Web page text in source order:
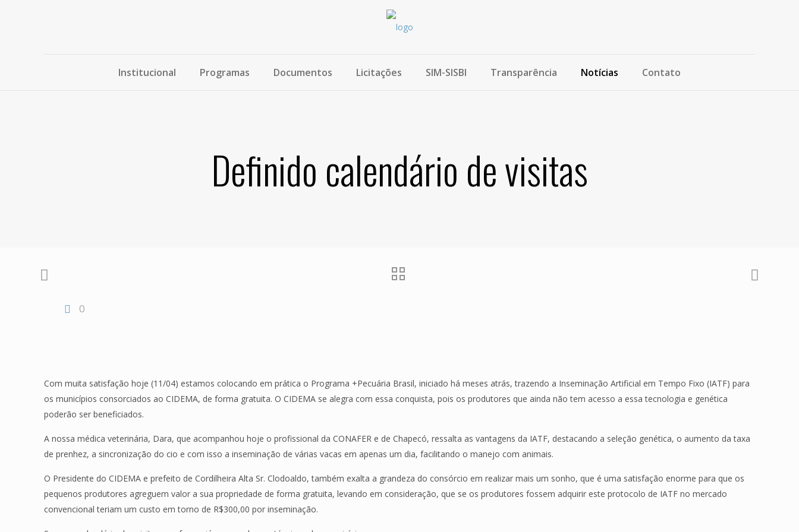
Institucional Programas Documentos Licitações SIM-SISBI Transparência Notícias Contato
Definido calendário de visitas
0
Com muita satisfação hoje (11/04) estamos colocando em prática o Programa +Pecuária Brasil, iniciado há meses atrás, trazendo a Inseminação Artificial em Tempo Fixo (IATF) para
os municípios consorciados ao CIDEMA, de forma gratuita. O CIDEMA se alegra com essa conquista, pois os produtores que ainda não tem acesso a essa tecnologia e genética
poderão ser beneficiados.
A nossa médica veterinária, Dara, que acompanhou hoje o profissional da CONAFER e de Chapecó, ressalta as vantagens da IATF, destacando a seleção genética, o aumento da taxa
de prenhez, a sincronização do cio e com isso a inseminação de várias vacas em apenas um dia, facilitando o manejo com animais.
O Presidente do CIDEMA e prefeito de Cordilheira Alta Sr. Clodoaldo, também exalta a grandeza do consórcio em realizar mais um sonho, que é uma satisfação enorme para que os
pequenos produtores agreguem valor a sua propriedade de forma gratuita, levando em consideração, que se os produtores fossem adquirir este protocolo de IATF no mercado
convencional teriam um custo em torno de R$300,00 por inseminação.